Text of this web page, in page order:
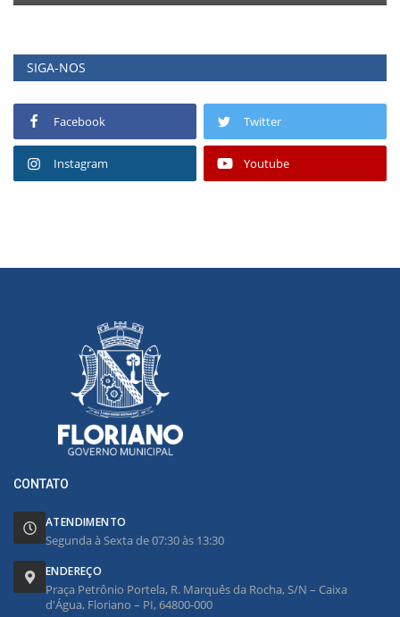
SIGA-NOS
Facebook Twitter
Instagram Youtube
CONTATO
ATENDIMENTO
Segunda à Sexta de 07:30 às 13:30
ENDEREÇO
Praça Petrônio Portela, R. Marquês da Rocha, S/N – Caixa
d'Água, Floriano – PI, 64800-000